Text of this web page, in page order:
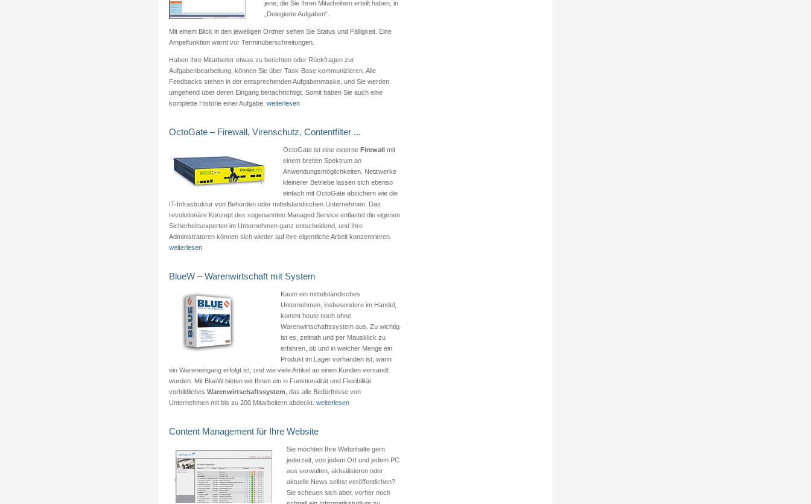
jene, die Sie Ihren Mitarbeitern erteilt haben, in
„Delegierte Aufgaben“.
Mit einem Blick in den jeweiligen Ordner sehen Sie Status und Fälligkeit. Eine
Ampelfunktion warnt vor Terminüberschreitungen.
Haben Ihre Mitarbeiter etwas zu berichten oder Rückfragen zur
Aufgabenbearbeitung, können Sie über Task-Base kommunizieren. Alle
Feedbacks stehen in der entsprechenden Aufgabenmaske, und Sie werden
umgehend über deren Eingang benachrichtigt. Somit haben Sie auch eine
komplette Historie einer Aufgabe. weiterlesen
OctoGate – Firewall, Virenschutz, Contentfilter ...
OctoGate ist eine externe Firewall mit
einem breiten Spektrum an
Anwendungsmöglichkeiten. Netzwerke
kleinerer Betriebe lassen sich ebenso
einfach mit OctoGate absichern wie die
IT-Infrastruktur von Behörden oder mittelständischen Unternehmen. Das
revolutionäre Konzept des sogenannten Managed Service entlastet die eigenen
Sicherheitsexperten im Unternehmen ganz entscheidend, und Ihre
Administratoren können sich wieder auf ihre eigentliche Arbeit konzentrieren.
weiterlesen
BlueW – Warenwirtschaft mit System
Kaum ein mittelständisches
Unternehmen, insbesondere im Handel,
kommt heute noch ohne
Warenwirtschaftssystem aus. Zu wichtig
ist es, zeitnah und per Mausklick zu
erfahren, ob und in welcher Menge ein
Produkt im Lager vorhanden ist, wann
ein Wareneingang erfolgt ist, und wie viele Artikel an einen Kunden versandt
wurden. Mit BlueW bieten wir Ihnen ein in Funktionalität und Flexibilität
vorbildliches Warenwirtschaftssystem , das alle Bedürfnisse von
Unternehmen mit bis zu 200 Mitarbeitern abdeckt. weiterlesen
Content Management für Ihre Website
Sie möchten Ihre Webinhalte gern
jederzeit, von jedem Ort und jedem PC
aus verwalten, aktualisieren oder
aktuelle News selbst veröffentlichen?
Sie scheuen sich aber, vorher noch